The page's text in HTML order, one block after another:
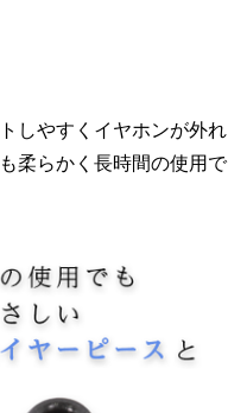
しやすくイヤホンが外れ
柔らかく長時間の使用で